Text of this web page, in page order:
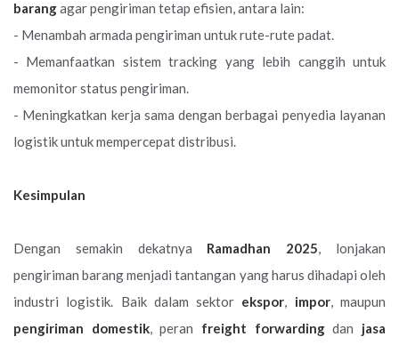
barangagar pengiriman tetap efisien, antara lain:
- Menambah armada pengiriman untuk rute-rute padat.
- Memanfaatkan sistem tracking yang lebih canggih untuk
memonitor status pengiriman.
- Meningkatkan kerja sama dengan berbagai penyedia layanan
logistik untuk mempercepat distribusi.
Kesimpulan
Dengan semakin dekatnya Ramadhan 2025, lonjakan
pengiriman barang menjadi tantangan yang harus dihadapi oleh
industri logistik. Baik dalam sektor ekspor, impor, maupun
pengiriman domestik, peran freight forwardingdan jasa